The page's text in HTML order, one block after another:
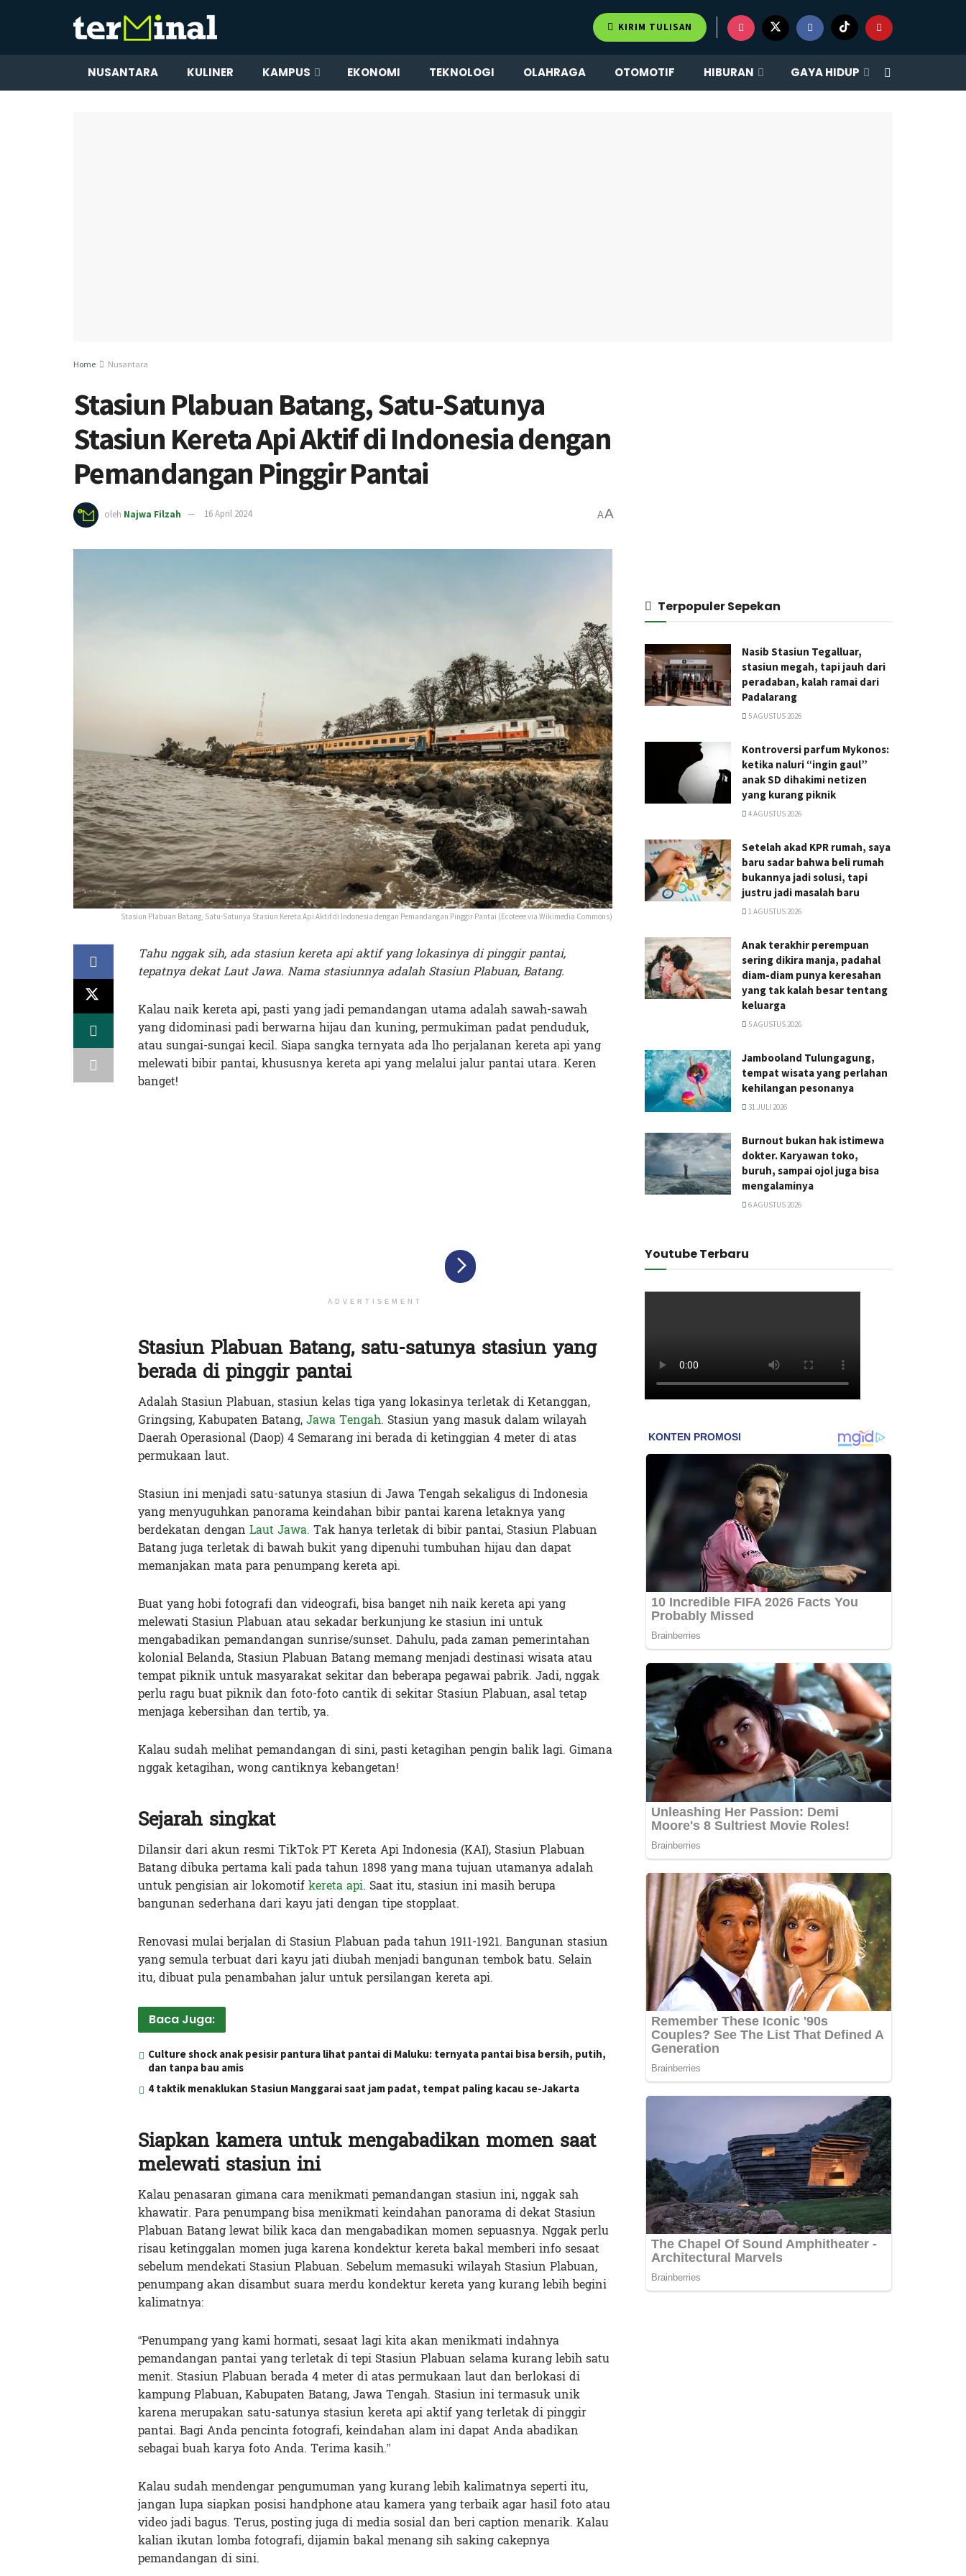
KIRIM TULISAN
NUSANTARA KULINER KAMPUS EKONOMI TEKNOLOGI OLAHRAGA OTOMOTIF HIBURAN GAYA HIDUP
Home Nusantara
Stasiun Plabuan Batang, Satu-Satunya
Stasiun Kereta Api Aktif di Indonesia dengan
Pemandangan Pinggir Pantai
oleh Najwa Filzah 16 April 2024 AA
Stasiun Plabuan Batang, Satu-Satunya Stasiun Kereta Api Aktif di Indonesia dengan Pemandangan Pinggir Pantai (Ecoteee via Wikimedia Commons)
Tahu nggak sih, ada stasiun kereta api aktif yang lokasinya di pinggir pantai,
tepatnya dekat Laut Jawa. Nama stasiunnya adalah Stasiun Plabuan, Batang.
Kalau naik kereta api, pasti yang jadi pemandangan utama adalah sawah-sawah
yang didominasi padi berwarna hijau dan kuning, permukiman padat penduduk,
atau sungai-sungai kecil. Siapa sangka ternyata ada lho perjalanan kereta api yang
melewati bibir pantai, khususnya kereta api yang melalui jalur pantai utara. Keren
banget!
ADVERTISEMENT
Stasiun Plabuan Batang, satu-satunya stasiun yang
berada di pinggir pantai
Adalah Stasiun Plabuan, stasiun kelas tiga yang lokasinya terletak di Ketanggan,
Gringsing, Kabupaten Batang,Jawa Tengah. Stasiun yang masuk dalam wilayah
Daerah Operasional (Daop) 4 Semarang ini berada di ketinggian 4 meter di atas
permukaan laut.
Stasiun ini menjadi satu-satunya stasiun di Jawa Tengah sekaligus di Indonesia
yang menyuguhkan panorama keindahan bibir pantai karena letaknya yang
berdekatan dengan Laut Jawa. Tak hanya terletak di bibir pantai, Stasiun Plabuan
Batang juga terletak di bawah bukit yang dipenuhi tumbuhan hijau dan dapat
memanjakan mata para penumpang kereta api.
Buat yang hobi fotografi dan videografi, bisa banget nih naik kereta api yang
melewati Stasiun Plabuan atau sekadar berkunjung ke stasiun ini untuk
mengabadikan pemandangan sunrise/sunset. Dahulu, pada zaman pemerintahan
kolonial Belanda, Stasiun Plabuan Batang memang menjadi destinasi wisata atau
tempat piknik untuk masyarakat sekitar dan beberapa pegawai pabrik. Jadi, nggak
perlu ragu buat piknik dan foto-foto cantik di sekitar Stasiun Plabuan, asal tetap
menjaga kebersihan dan tertib, ya.
Kalau sudah melihat pemandangan di sini, pasti ketagihan pengin balik lagi. Gimana
nggak ketagihan, wong cantiknya kebangetan!
Sejarah singkat
Dilansir dari akun resmi TikTok PT Kereta Api Indonesia (KAI), Stasiun Plabuan
Batang dibuka pertama kali pada tahun 1898 yang mana tujuan utamanya adalah
untuk pengisian air lokomotifkereta api. Saat itu, stasiun ini masih berupa
bangunan sederhana dari kayu jati dengan tipe stopplaat.
Renovasi mulai berjalan di Stasiun Plabuan pada tahun 1911-1921. Bangunan stasiun
yang semula terbuat dari kayu jati diubah menjadi bangunan tembok batu. Selain
itu, dibuat pula penambahan jalur untuk persilangan kereta api.
Baca Juga:
Culture shock anak pesisir pantura lihat pantai di Maluku: ternyata pantai bisa bersih, putih,
dan tanpa bau amis
4 taktik menaklukan Stasiun Manggarai saat jam padat, tempat paling kacau se-Jakarta
Siapkan kamera untuk mengabadikan momen saat
melewati stasiun ini
Kalau penasaran gimana cara menikmati pemandangan stasiun ini, nggak sah
khawatir. Para penumpang bisa menikmati keindahan panorama di dekat Stasiun
Plabuan Batang lewat bilik kaca dan mengabadikan momen sepuasnya. Nggak perlu
risau ketinggalan momen juga karena kondektur kereta bakal memberi info sesaat
sebelum mendekati Stasiun Plabuan. Sebelum memasuki wilayah Stasiun Plabuan,
penumpang akan disambut suara merdu kondektur kereta yang kurang lebih begini
kalimatnya:
“Penumpang yang kami hormati, sesaat lagi kita akan menikmati indahnya
pemandangan pantai yang terletak di tepi Stasiun Plabuan selama kurang lebih satu
menit. Stasiun Plabuan berada 4 meter di atas permukaan laut dan berlokasi di
kampung Plabuan, Kabupaten Batang, Jawa Tengah. Stasiun ini termasuk unik
karena merupakan satu-satunya stasiun kereta api aktif yang terletak di pinggir
pantai. Bagi Anda pencinta fotografi, keindahan alam ini dapat Anda abadikan
sebagai buah karya foto Anda. Terima kasih.”
Kalau sudah mendengar pengumuman yang kurang lebih kalimatnya seperti itu,
jangan lupa siapkan posisi handphone atau kamera yang terbaik agar hasil foto atau
video jadi bagus. Terus, posting juga di media sosial dan beri caption menarik. Kalau
kalian ikutan lomba fotografi, dijamin bakal menang sih saking cakepnya
pemandangan di sini.
Terpopuler Sepekan
Nasib Stasiun Tegalluar,
stasiun megah, tapi jauh dari
peradaban, kalah ramai dari
Padalarang
5 AGUSTUS 2026
Kontroversi parfum Mykonos:
ketika naluri “ingin gaul”
anak SD dihakimi netizen
yang kurang piknik
4 AGUSTUS 2026
Setelah akad KPR rumah, saya
baru sadar bahwa beli rumah
bukannya jadi solusi, tapi
justru jadi masalah baru
1 AGUSTUS 2026
Anak terakhir perempuan
sering dikira manja, padahal
diam-diam punya keresahan
yang tak kalah besar tentang
keluarga
5 AGUSTUS 2026
Jambooland Tulungagung,
tempat wisata yang perlahan
kehilangan pesonanya
31 JULI 2026
Burnout bukan hak istimewa
dokter. Karyawan toko,
buruh, sampai ojol juga bisa
mengalaminya
6 AGUSTUS 2026
Youtube Terbaru